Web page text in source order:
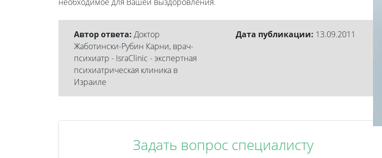
Автор ответа: Доктор
Жаботински-Рубин Карни, врач-
психиатр - IsraClinic - экспертная
психиатрическая клиника в
Израиле
Дата публикации: 13.09.2011
Задать вопрос специалисту